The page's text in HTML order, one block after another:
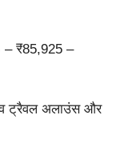
₹85,925 –
ट्रैवल अलाउंस और